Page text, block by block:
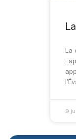
La
:
9